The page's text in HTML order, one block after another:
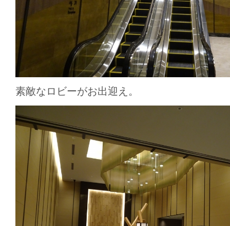
素敵なロビーがお出迎え。